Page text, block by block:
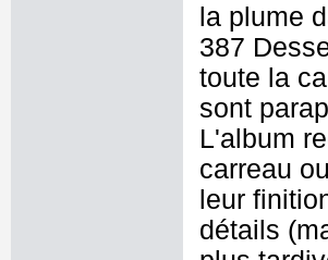
la plume
387
toute la
sont
L'album
carreau
leur
détails